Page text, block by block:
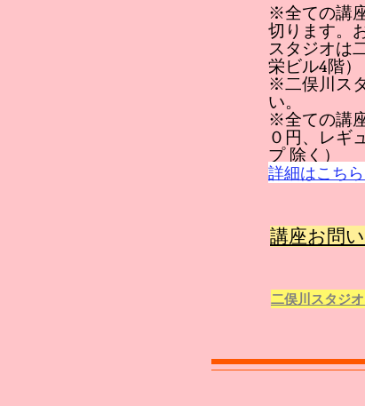
※全ての講
切ります。
スタジオは
栄ビル4階
※二俣川ス
い。
※全ての講
０円、レギ
プ 除く）
詳細はこち
講座お問
二俣川スタジ